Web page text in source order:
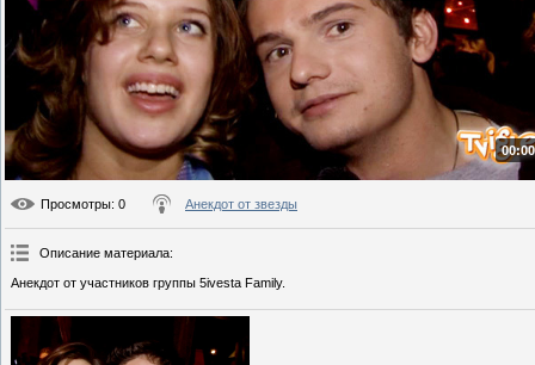
Просмотры: 0 Анекдот от звезды
Описание материала:
Анекдот от участников группы 5ivesta Family.